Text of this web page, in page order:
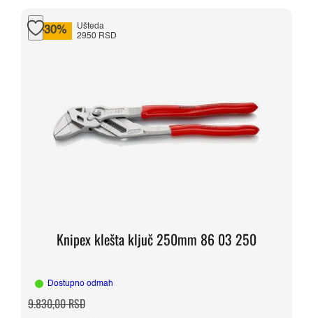
-30%
Ušteda
2950 RSD
Knipex klešta ključ 250mm 86 03 250
Dostupno odmah
9.830,00RSDOriginalna
cena
Trenutna
cena